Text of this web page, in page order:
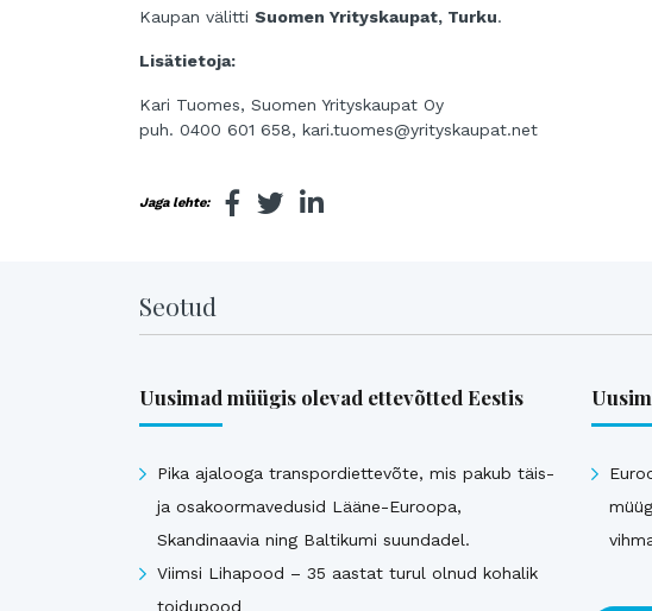
Kaupan välitti Suomen Yrityskaupat, Turku.
Lisätietoja:
Kari Tuomes, Suomen Yrityskaupat Oy
puh. 0400 601 658, kari.tuomes@yrityskaupat.net
Jaga lehte:
Seotud
Uusimad müügis olevad ettevõtted Eestis
Pika ajalooga transpordiettevõte, mis pakub täis-
ja osakoormavedusid Lääne-Euroopa,
Skandinaavia ning Baltikumi suundadel.
Viimsi Lihapood – 35 aastat turul olnud kohalik
toidupood